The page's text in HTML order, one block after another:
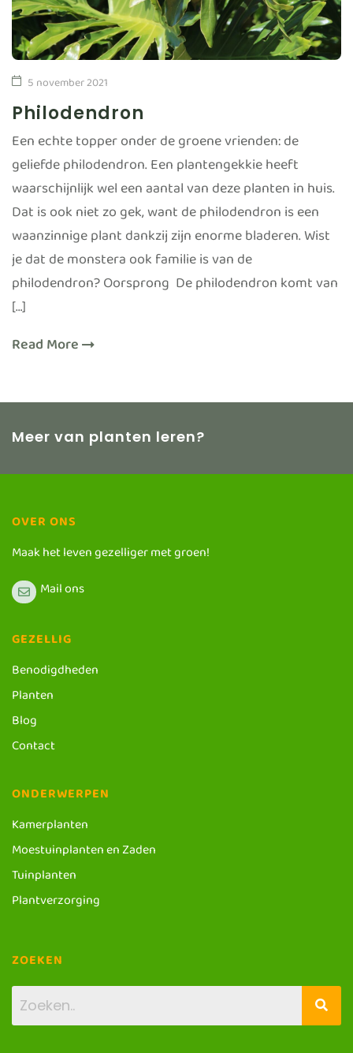
5 november 2021
Philodendron
Een echte topper onder de groene vrienden: de
geliefde philodendron. Een plantengekkie heeft
waarschijnlijk wel een aantal van deze planten in huis.
Dat is ook niet zo gek, want de philodendron is een
waanzinnige plant dankzij zijn enorme bladeren. Wist
je dat de monstera ook familie is van de
philodendron? Oorsprong De philodendron komt van
[…]
Read More
Meer van planten leren?
OVER ONS
Maak het leven gezelliger met groen!
Mail ons
GEZELLIG
Benodigdheden
Planten
Blog
Contact
ONDERWERPEN
Kamerplanten
Moestuinplanten en Zaden
Tuinplanten
Plantverzorging
ZOEKEN